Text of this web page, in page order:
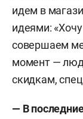
идем в
идеями:
совершаем
момент —
скидкам,
— В